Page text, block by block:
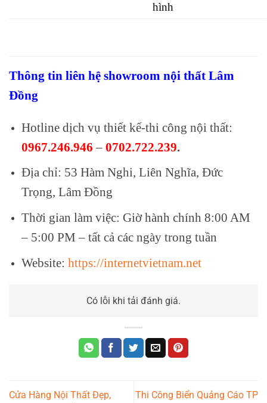
hình
Thông tin liên hệ showroom nội thất Lâm
Đồng
Hotline dịch vụ thiết kế-thi công nội thất:
0967.246.946 – 0702.722.239.
Địa chỉ: 53 Hàm Nghi, Liên Nghĩa, Đức
Trọng, Lâm Đồng
Thời gian làm việc: Giờ hành chính 8:00 AM
– 5:00 PM – tất cả các ngày trong tuần
Website: https://internetvietnam.net
Có lỗi khi tải đánh giá.
Cửa Hàng Nội Thất Đẹp,
Thi Công Biển Quảng Cáo TP